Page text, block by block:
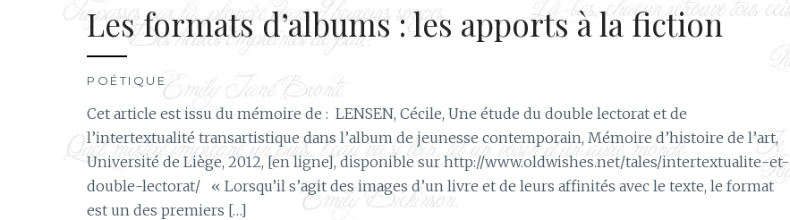
Les formats d’albums : les apports à la fiction
POÉTIQUE
Cet article est issu du mémoire de : LENSEN, Cécile, Une étude du double lectorat et de
l’intertextualité transartistique dans l’album de jeunesse contemporain, Mémoire d’histoire de l’art,
Université de Liège, 2012, [en ligne], disponible sur http://www.oldwishes.net/tales/intertextualite-et-
double-lectorat/ « Lorsqu’il s’agit des images d’un livre et de leurs affinités avec le texte, le format
est un des premiers […]